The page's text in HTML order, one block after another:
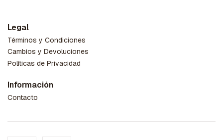
Legal
Términos y Condiciones
Cambios y Devoluciones
Políticas de Privacidad
Información
Contacto